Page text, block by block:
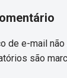
de e-mail
são